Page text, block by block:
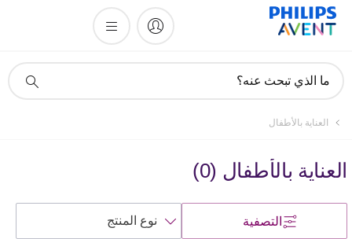
دعم
ما الذي تبحث عنه؟
العناية بالأطفال
العناية بالأطفال (
0
)
التصفية
حسب